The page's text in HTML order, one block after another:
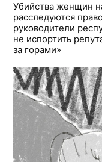
Убийства женщин
расследуются
руководители
не испортить
за горами»